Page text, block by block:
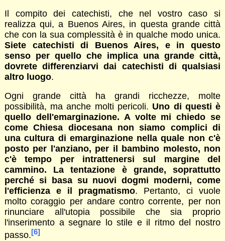
Il compito dei catechisti, che nel vostro caso si
realizza qui, a Buenos Aires, in questa grande città
che con la sua complessità è in qualche modo unica.
Siete catechisti di Buenos Aires, e in questo
senso per quello che implica una grande città,
dovrete differenziarvi dai catechisti di qualsiasi
altro luogo.
Ogni grande città ha grandi ricchezze, molte
possibilità, ma anche molti pericoli. Uno di questi è
quello dell'emarginazione. A volte mi chiedo se
come Chiesa diocesana non siamo complici di
una cultura di emarginazione nella quale non c'è
posto per l'anziano, per il bambino molesto, non
c'è tempo per intrattenersi sul margine del
cammino. La tentazione è grande, soprattutto
perché si basa su nuovi dogmi moderni, come
l'efficienza e il pragmatismo. Pertanto, ci vuole
molto coraggio per andare contro corrente, per non
rinunciare all'utopia possibile che sia proprio
l'inserimento a segnare lo stile e il ritmo del nostro
passo.[6]